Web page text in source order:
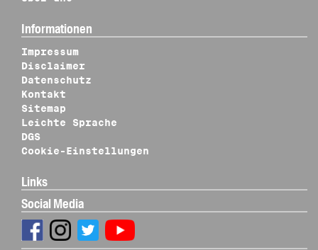
Informationen
Impressum
Disclaimer
Datenschutz
Kontakt
Sitemap
Leichte Sprache
DGS
Cookie-Einstellungen
Links
Social Media